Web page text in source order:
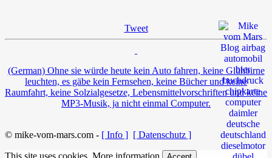
Tweet
(German) Ohne sie würde heute kein Auto fahren, keine Glühbirne
leuchten, es gäbe kein Fernsehen, keine Bücher und keine
Raumfahrt, keine Solzialgesetze, Lebensmittelvorschriften und keine
MP3-Musik, ja nicht einmal Computer.
© mike-vom-mars.com - [ Info ] [ Datenschutz ]
This site uses cookies. More information